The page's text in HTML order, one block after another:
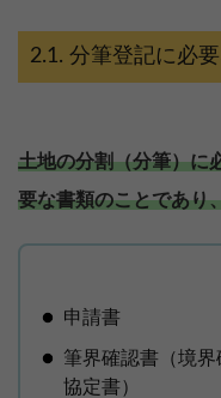
分筆登記に必
土地の分割（分筆）に
要な書類のことであり
申請書
筆界確認書（境
協定書）